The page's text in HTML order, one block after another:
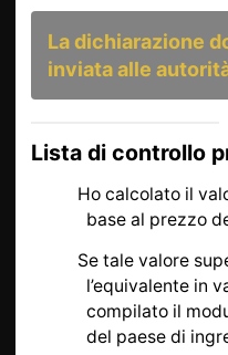
La dichiarazione
inviata alle
Lista di controllo
Ho calcolato il
base al prezzo
Se tale valore
l’equivalente in
compilato il
del paese di